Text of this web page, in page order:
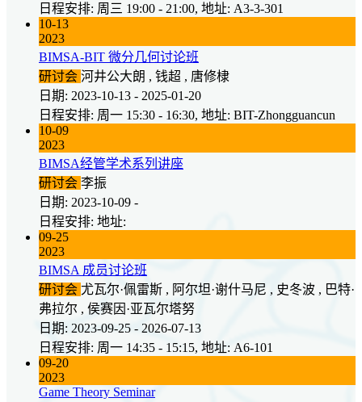
日程安排: 周三 19:00 - 21:00, 地址: A3-3-301
10-13
2023
BIMSA-BIT 微分几何讨论班
研讨会 河井公大朗 , 钱超 , 唐修棣
日期: 2023-10-13 - 2025-01-20
日程安排: 周一 15:30 - 16:30, 地址: BIT-Zhongguancun
10-09
2023
BIMSA经管学术系列讲座
研讨会 李振
日期: 2023-10-09 -
日程安排: 地址:
09-25
2023
BIMSA 成员讨论班
研讨会 尤瓦尔·佩雷斯 , 阿尔坦·谢什马尼 , 史冬波 , 巴特·
弗拉尔 , 侯赛因·亚瓦尔塔努
日期: 2023-09-25 - 2026-07-13
日程安排: 周一 14:35 - 15:15, 地址: A6-101
09-20
2023
Game Theory Seminar